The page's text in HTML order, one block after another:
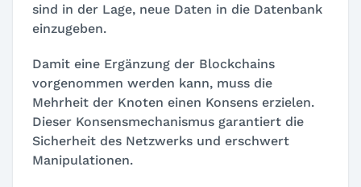
sind in der Lage, neue Daten in die Datenbank
einzugeben.
Damit eine Ergänzung der Blockchains
vorgenommen werden kann, muss die
Mehrheit der Knoten einen Konsens erzielen.
Dieser Konsensmechanismus garantiert die
Sicherheit des Netzwerks und erschwert
Manipulationen.